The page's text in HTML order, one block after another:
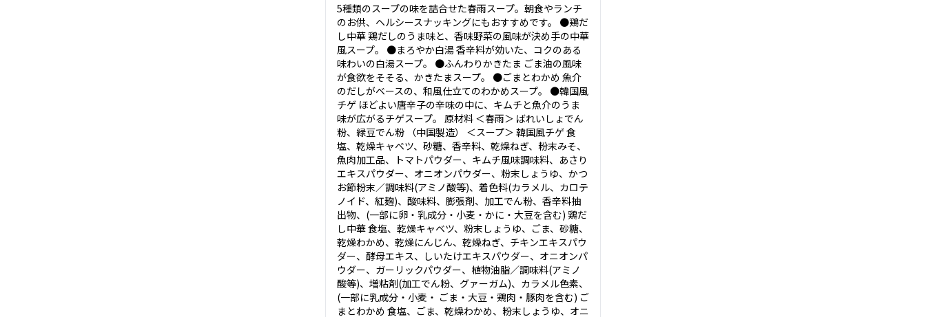
5種類のスープの味を詰合せた春雨スープ。朝食やランチ
のお供、ヘルシースナッキングにもおすすめです。 ●鶏だ
し中華 鶏だしのうま味と、香味野菜の風味が決め手の中華
風スープ。 ●まろやか白湯 香辛料が効いた、コクのある
味わいの白湯スープ。 ●ふんわりかきたま ごま油の風味
が食欲をそそる、かきたまスープ。 ●ごまとわかめ 魚介
のだしがベースの、和風仕立てのわかめスープ。 ●韓国風
チゲ ほどよい唐辛子の辛味の中に、キムチと魚介のうま
味が広がるチゲスープ。 原材料 ＜春雨＞ ばれいしょでん
粉、緑豆でん粉 （中国製造） ＜スープ＞ 韓国風チゲ 食
塩、乾燥キャベツ、砂糖、香辛料、乾燥ねぎ、粉末みそ、
魚肉加工品、トマトパウダー、キムチ風味調味料、あさり
エキスパウダー、オニオンパウダー、粉末しょうゆ、かつ
お節粉末／調味料(アミノ酸等)、着色料(カラメル、カロテ
ノイド、紅麹)、酸味料、膨張剤、加工でん粉、香辛料抽
出物、(一部に卵・乳成分・小麦・かに・大豆を含む) 鶏だ
し中華 食塩、乾燥キャベツ、粉末しょうゆ、ごま、砂糖、
乾燥わかめ、乾燥にんじん、乾燥ねぎ、チキンエキスパウ
ダー、酵母エキス、しいたけエキスパウダー、オニオンパ
ウダー、ガーリックパウダー、植物油脂／調味料(アミノ
酸等)、増粘剤(加工でん粉、グァーガム)、カラメル色素、
(一部に乳成分・小麦・ ごま・大豆・鶏肉・豚肉を含む) ご
まとわかめ 食塩、ごま、乾燥わかめ、粉末しょうゆ、オニ